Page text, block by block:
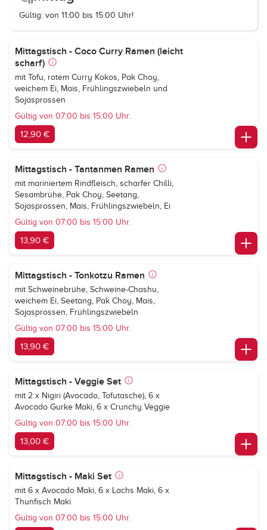
Gültig: von 11:00 bis 15:00 Uhr!
Mittagstisch - Coco Curry Ramen (leicht
scharf)
mit Tofu, rotem Curry Kokos, Pak Choy,
weichem Ei, Mais, Frühlingszwiebeln und
Sojasprossen
Gültig von 07:00 bis 15:00 Uhr.
12,90 €
Mittagstisch - Tantanmen Ramen
mit mariniertem Rindfleisch, scharfer Chilli,
Sesambrühe, Pak Choy, Seetang,
Sojasprossen, Mais, Frühlingszwiebeln, Ei
Gültig von 07:00 bis 15:00 Uhr.
13,90 €
Mittagstisch - Tonkotzu Ramen
mit Schweinebrühe, Schweine-Chashu,
weichem Ei, Seetang, Pak Choy, Mais,
Sojasprossen, Frühlingszwiebeln
Gültig von 07:00 bis 15:00 Uhr.
13,90 €
Mittagstisch - Veggie Set
mit 2 x Nigiri (Avocado, Tofutasche), 6 x
Avocado Gurke Maki, 6 x Crunchy Veggie
Gültig von 07:00 bis 15:00 Uhr.
13,00 €
Mittagstisch - Maki Set
mit 6 x Avocado Maki, 6 x Lachs Maki, 6 x
Thunfisch Maki
Gültig von 07:00 bis 15:00 Uhr.